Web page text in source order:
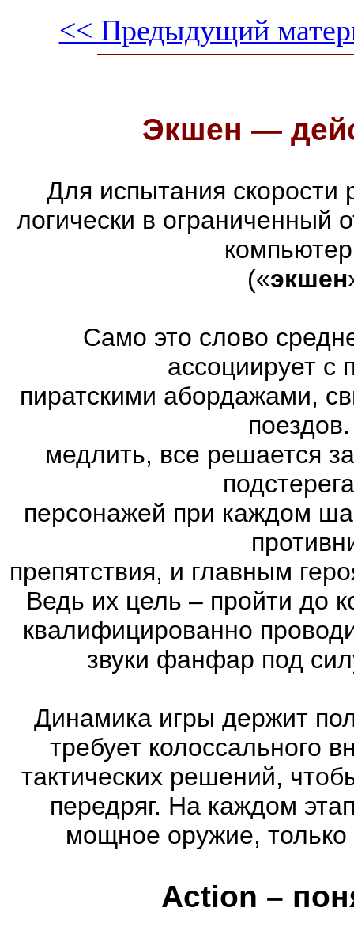
<< Предыдущий
Экшен —
Для испытания скорости
логически в ограниченный
(«экшен
Само это слово
ассоциирует с
пиратскими абордажами,
медлить, все решается
персонажей при каждом
препятствия, и главным
Ведь их цель – пройти до
квалифицированно
звуки фанфар под
Динамика игры держит
требует колоссального
тактических решений,
передряг. На каждом
мощное оружие, только
Action –